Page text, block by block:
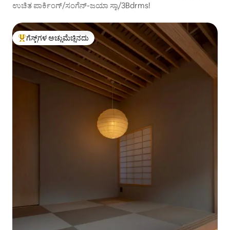
ಉಚಿತ ಪಾರ್ಕಿಂಗ್/ಸಂಗೆನ್-ಜಯಾ ಸ್ಟಾ/3Bdrms!
ಗೆಸ್ಟ್‌ಗಳಿಗೆ ಅತಿ ಹೆಚ್ಚು ಅಚ್ಚುಮೆಚ್ಚಿನದು
ಗೆಸ್ಟ್‌ಗಳ ಅಚ್ಚುಮೆಚ್ಚಿನದು